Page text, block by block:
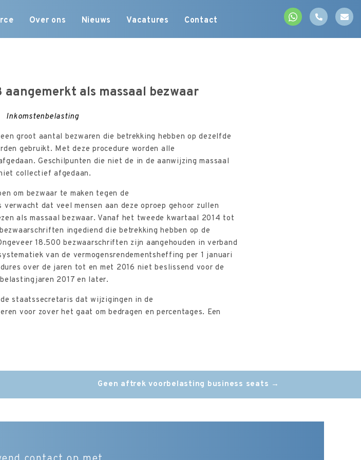
Over ons Nieuws Vacatures Contact
als massaal bezwaar
Inkomstenbelasting
groot aantal bezwaren die betrekking hebben op dezelfde
gebruikt. Met deze procedure worden alle
Geschilpunten die niet de in de aanwijzing massaal
collectief afgedaan.
om bezwaar te maken tegen de
dat veel mensen aan deze oproep gehoor zullen
als massaal bezwaar. Vanaf het tweede kwartaal 2014 tot
ingediend die betrekking hebben op de
18.500 bezwaarschriften zijn aangehouden in verband
van de vermogensrendementsheffing per 1 januari
over de jaren tot en met 2016 niet beslissend voor de
2017 en later.
staatssecretaris dat wijzigingen in de
voor zover het gaat om bedragen en percentages. Een
Geen aftrek voorbelasting business seats →